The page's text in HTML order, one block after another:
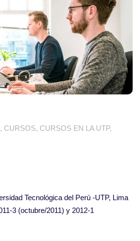
, CURSOS, CURSOS EN LA UTP,
Tecnológica del Perú -UTP, Lima
3 (octubre/2011) y 2012-1